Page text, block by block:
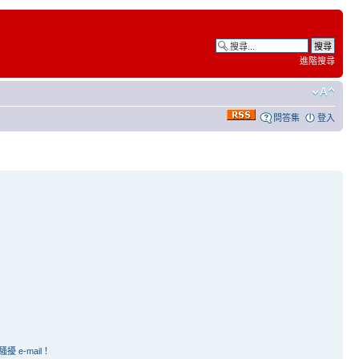
進階搜尋
問答集 登入
擾 e-mail！